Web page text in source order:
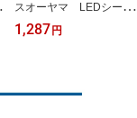
スオーヤマ LEDシーリ
ングライト 5.0シリーズ
専用リモコン CL-RL1
1,287 円